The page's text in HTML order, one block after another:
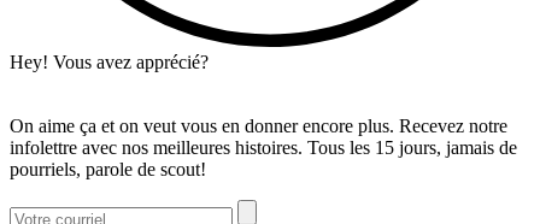
Hey! Vous avez apprécié?
On aime ça et on veut vous en donner encore plus. Recevez notre
infolettre avec nos meilleures histoires. Tous les 15 jours, jamais de
pourriels, parole de scout!